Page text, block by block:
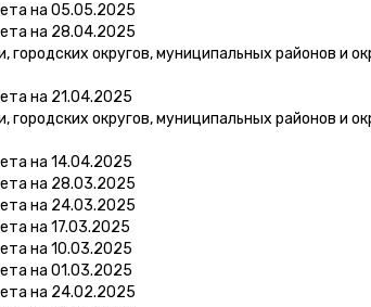
на 05.05.2025
на 28.04.2025
округов, муниципальных районов и
на 21.04.2025
округов, муниципальных районов и
на 14.04.2025
на 28.03.2025
на 24.03.2025
на 17.03.2025
на 10.03.2025
на 01.03.2025
на 24.02.2025